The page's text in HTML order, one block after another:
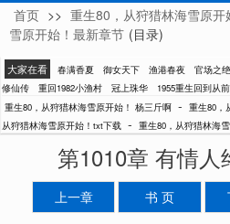
杨三斤啊
首页 >> 重生80，从狩猎林海雪原开
雪原开始！最新章节 (目录)
大家在看 春满香夏 御女天下 渔港春夜 官场之
修仙传
重回1982小渔村 冠上珠华 1955重生回到从前
重生80，从狩猎林海雪原开始！ 杨三斤啊 - 重生80，
从狩猎林海雪原开始！txt下载 - 重生80，从狩猎林海
第1010章 有情人
上一章 书 页